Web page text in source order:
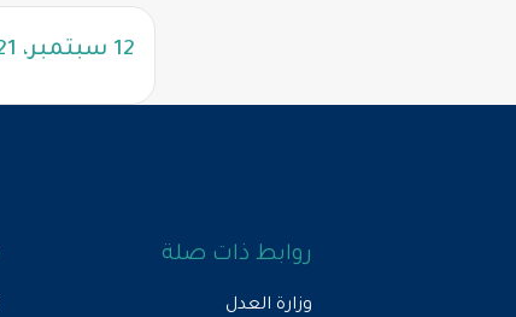
12 سبتمبر، 2021
روابط ذات صلة
وزارة العدل